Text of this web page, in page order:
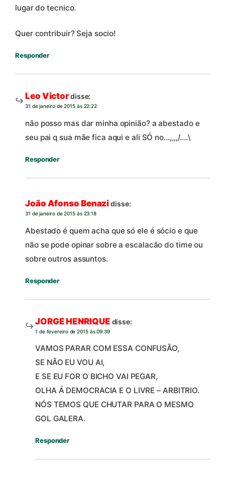
lugar do tecnico.
Quer contribuir? Seja socio!
Responder
Leo Victordisse:
31 de janeiro de 2015 às 22:22
não posso mas dar minha opinião? a abestado e
seu pai q sua mãe fica aqui e ali SÓ no…,,,,/….\
Responder
João Afonso Benazidisse:
31 de janeiro de 2015 às 23:18
Abestado é quem acha que só ele é sócio e que
não se pode opinar sobre a escalacão do time ou
sobre outros assuntos.
Responder
JORGE HENRIQUE disse:
1 de fevereiro de 2015 às 09:39
VAMOS PARAR COM ESSA CONFUSÃO,
SE NÃO EU VOU AI,
E SE EU FOR O BICHO VAI PEGAR,
OLHA Á DEMOCRACIA E O LIVRE – ARBITRIO.
NÓS TEMOS QUE CHUTAR PARA O MESMO
GOL GALERA.
Responder